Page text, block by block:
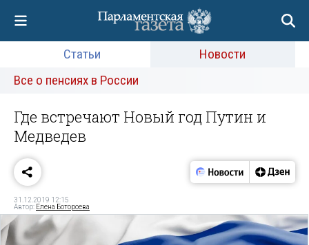
Статьи
Новости
Все о пенсиях в России
Где встречают Новый год Путин и
Медведев
31.12.2019 12:15
Автор: Елена Ботороева